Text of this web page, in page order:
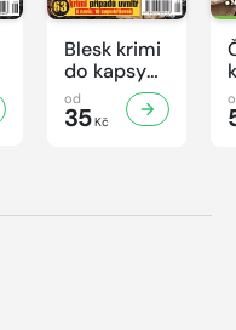
Blesk krimi
do kapsy
č.5/2026
od
35Kč